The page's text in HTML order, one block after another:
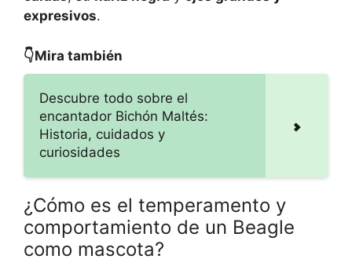
expresivos.
👇Mira también
Descubre todo sobre el
encantador Bichón Maltés:
Historia, cuidados y
curiosidades
¿Cómo es el temperamento y
comportamiento de un Beagle
como mascota?